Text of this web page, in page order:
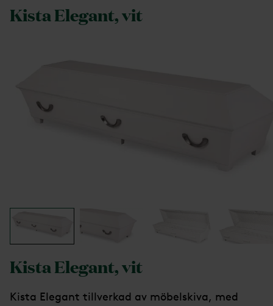
Kista Elegant, vit
Kista Elegant, vit
Kista Elegant tillverkad av möbelskiva, med